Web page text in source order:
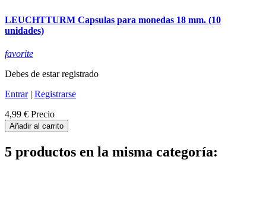
LEUCHTTURM Capsulas para monedas 18 mm. (10
unidades)
favorite
Debes de estar registrado
Entrar| Registrarse
4,99 € Precio
Añadir al carrito
5 productos en la misma categoría: